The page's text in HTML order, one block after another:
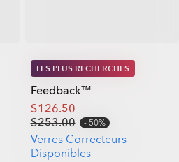
LES PLUS RECHERCHÉS
Feedback™
$126.50
$253.00
50%
Verres Correcteurs
Disponibles